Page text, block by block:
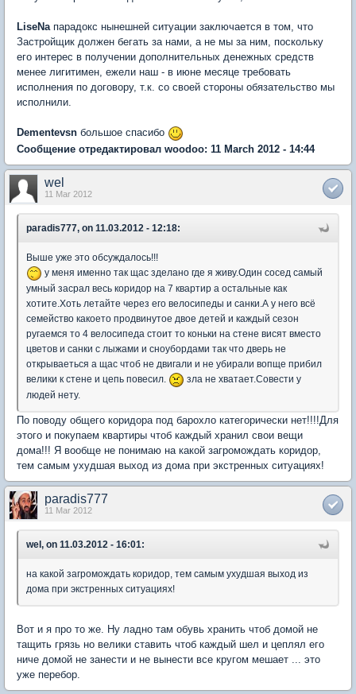
LiseNaпарадокс нынешней ситуации заключается в том, что
Застройщик должен бегать за нами, а не мы за ним, поскольку
его интерес в получении дополнительных денежных средств
менее лигитимен, ежели наш - в июне месяце требовать
исполнения по договору, т.к. со своей стороны обязательство мы
исполнили.
Dementevsn большое спасибо
Сообщение отредактировал woodoo: 11 March 2012 - 14:44
wel
11 Mar 2012
paradis777, on 11.03.2012 - 12:18:
Выше уже это обсуждалось!!!
у меня именно так щас зделано где я живу.Один сосед самый
умный засрал весь коридор на 7 квартир а остальные как
хотите.Хоть летайте через его велосипеды и санки.А у него всё
семейство какоето продвинутое двое детей и каждый сезон
ругаемся то 4 велосипеда стоит то коньки на стене висят вместо
цветов и санки с лыжами и сноубордами так что дверь не
открываеться а щас чтоб не двигали и не убирали вопще прибил
велики к стене и цепь повесил.
зла не хватает.Совести у
людей нету.
По поводу общего коридора под барохло категорически нет!!!!Для
этого и покупаем квартиры чтоб каждый хранил свои вещи
дома!!! Я вообще не понимаю на какой загромождать коридор,
тем самым ухудшая выход из дома при экстренных ситуациях!
paradis777
11 Mar 2012
wel, on 11.03.2012 - 16:01:
на какой загромождать коридор, тем самым ухудшая выход из
дома при экстренных ситуациях!
Вот и я про то же. Ну ладно там обувь хранить чтоб домой не
тащить грязь но велики ставить чтоб каждый шел и цеплял его
ниче домой не занести и не вынести все кругом мешает ... это
уже перебор.